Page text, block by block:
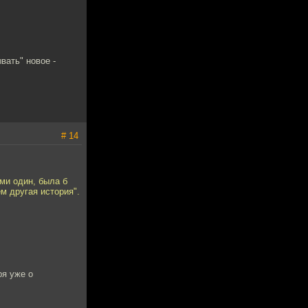
новое -
# 14
один, была б
другая история".
уже о